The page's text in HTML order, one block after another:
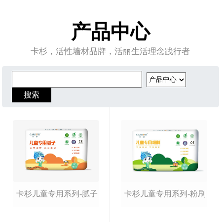
产品中心
卡杉，活性墙材品牌，活丽生活理念践行者
卡杉儿童专用系列-腻子 卡杉儿童专用系列-粉刷